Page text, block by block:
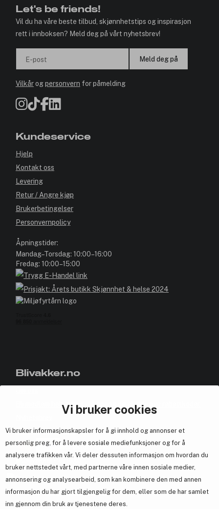
Vi bruker cookies
Vi bruker informasjonskapsler for å gi innhold og annonser et
personlig preg, for å levere sosiale mediefunksjoner og for å
analysere trafikken vår. Vi deler dessuten informasjon om hvordan du
bruker nettstedet vårt, med partnerne våre innen sosiale medier,
annonsering og analysearbeid, som kan kombinere den med annen
informasjon du har gjort tilgjengelig for dem, eller som de har samlet
inn gjennom din bruk av tjenestene deres.
Let's be friends!
Vil du ha våre beste tilbud, skjønnhetstips og inspirasjon
rett i innboksen? Meld deg på vårt nyhetsbrev!
E-post Meld deg på
Vilkårogpersonvern for påmelding
Kundeservice
Hjelp
Kontakt oss
Levering
Retur / Angre kjøp
Brukerbetingelser
Personvernpolicy
Åpningstider:
Mandag–Torsdag: 10:00–16:00
Fredag: 10:00–15:00
Blivakker.no
Bli medlem helt gratis - få poeng og eksklusive rabattkoder.
Samarbeid med oss
En del avBrandsdal Group AS